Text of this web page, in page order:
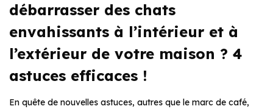
débarrasser des chats
envahissants à l’intérieur et à
l’extérieur de votre maison ? 4
astuces efficaces !
En quête de nouvelles astuces, autres que le marc de café,